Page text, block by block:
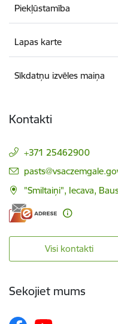
Piekļūstamība
Lapas karte
Sīkdatņu izvēles maiņa
Kontakti
+371 25462900
E-pasts:
"Smiltaiņi", Iecava,
Visi kontakti
Sekojiet mums